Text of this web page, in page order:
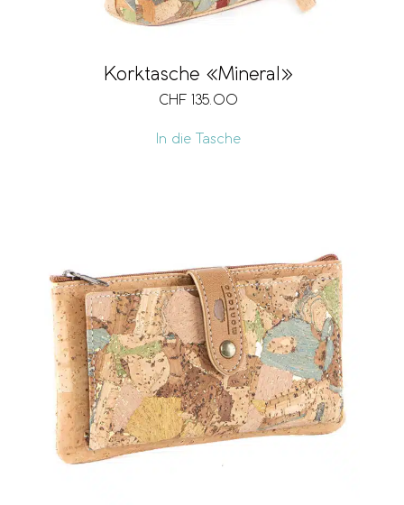
Korktasche «Mineral»
CHF 135.00
In die Tasche